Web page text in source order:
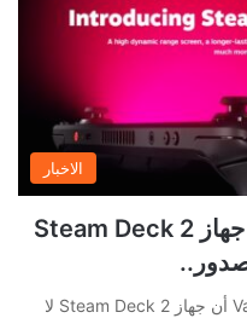
الاخبار
شركة Valve تؤكد أن جهاز Steam Deck 2
كشف أحد مسؤولي شركة Valve أن جهاز Steam Deck 2 لا